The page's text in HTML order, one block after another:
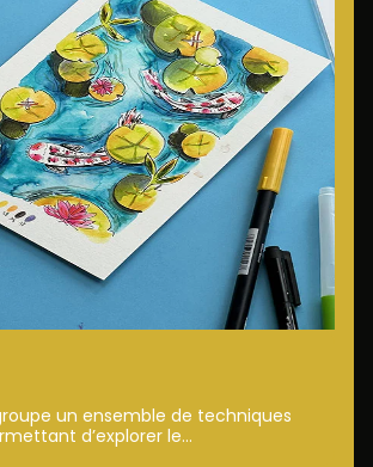
un ensemble de techniques
d’explorer le...